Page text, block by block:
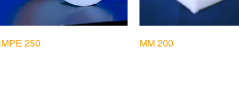
Visualização rápida
250 Visualização rápida
MM 200